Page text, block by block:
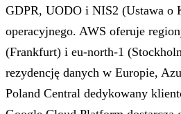
GDPR, UODO i NIS2 (Ustawa o
operacyjnego. AWS oferuje
(Frankfurt) i eu-north-1
rezydencję danych w Europie,
Poland Central dedykowany